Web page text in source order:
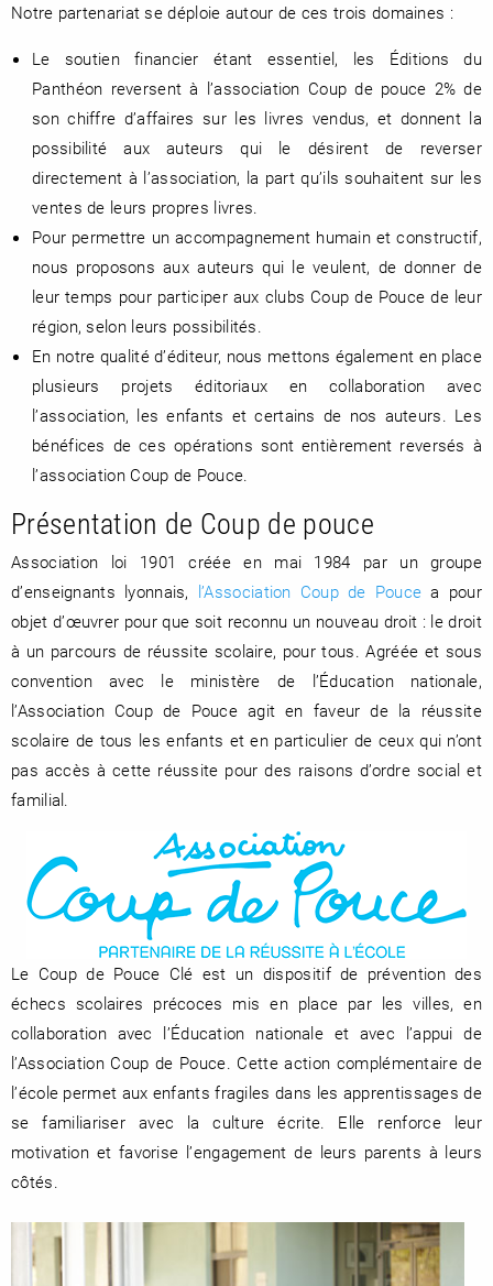
Notre partenariat se déploie autour de ces trois domaines :
Le soutien financier étant essentiel, les Éditions du
Panthéon reversent à l’association Coup de pouce 2% de
son chiffre d’affaires sur les livres vendus, et donnent la
possibilité aux auteurs qui le désirent de reverser
directement à l’association, la part qu’ils souhaitent sur les
ventes de leurs propres livres.
Pour permettre un accompagnement humain et constructif,
nous proposons aux auteurs qui le veulent, de donner de
leur temps pour participer aux clubs Coup de Pouce de leur
région, selon leurs possibilités.
En notre qualité d’éditeur, nous mettons également en place
plusieurs projets éditoriaux en collaboration avec
l’association, les enfants et certains de nos auteurs. Les
bénéfices de ces opérations sont entièrement reversés à
l’association Coup de Pouce.
Présentation de Coup de pouce
Association loi 1901 créée en mai 1984 par un groupe
d’enseignants lyonnais, l’Association Coup de Pouce a pour
objet d’œuvrer pour que soit reconnu un nouveau droit : le droit
à un parcours de réussite scolaire, pour tous. Agréée et sous
convention avec le ministère de l’Éducation nationale,
l’Association Coup de Pouce agit en faveur de la réussite
scolaire de tous les enfants et en particulier de ceux qui n’ont
pas accès à cette réussite pour des raisons d’ordre social et
familial.
Le Coup de Pouce Clé est un dispositif de prévention des
échecs scolaires précoces mis en place par les villes, en
collaboration avec l’Éducation nationale et avec l’appui de
l’Association Coup de Pouce. Cette action complémentaire de
l’école permet aux enfants fragiles dans les apprentissages de
se familiariser avec la culture écrite. Elle renforce leur
motivation et favorise l’engagement de leurs parents à leurs
côtés.